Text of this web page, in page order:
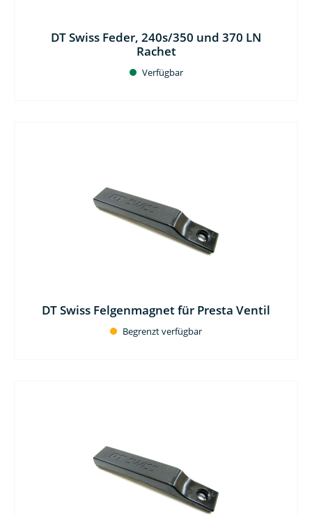
DT Swiss Feder, 240s/350 und 370 LN
Rachet
Verfügbar
DT Swiss Felgenmagnet für Presta Ventil
Begrenzt verfügbar